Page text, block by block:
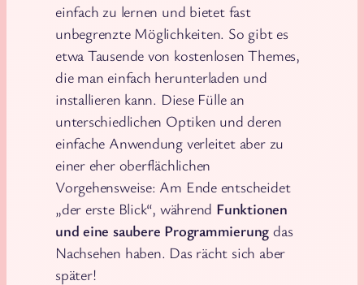
einfach zu lernen und bietet fast
unbegrenzte Möglichkeiten. So gibt es
etwa Tausende von kostenlosen Themes,
die man einfach herunterladen und
installieren kann. Diese Fülle an
unterschiedlichen Optiken und deren
einfache Anwendung verleitet aber zu
einer eher oberflächlichen
Vorgehensweise: Am Ende entscheidet
„der erste Blick“, während Funktionen
und eine saubere Programmierung das
Nachsehen haben. Das rächt sich aber
später!